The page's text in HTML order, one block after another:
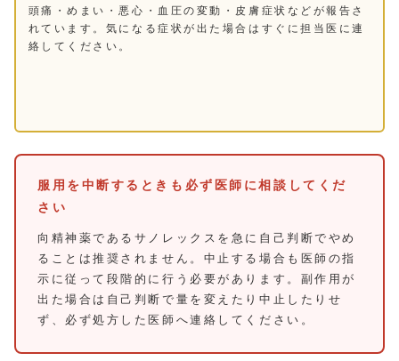
頭痛・めまい・悪心・血圧の変動・皮膚症状などが報告さ
れています。気になる症状が出た場合はすぐに担当医に連
絡してください。
服用を中断するときも必ず医師に相談してくだ
さい
向精神薬であるサノレックスを急に自己判断でやめ
ることは推奨されません。中止する場合も医師の指
示に従って段階的に行う必要があります。副作用が
出た場合は自己判断で量を変えたり中止したりせ
ず、必ず処方した医師へ連絡してください。